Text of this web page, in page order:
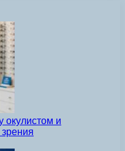
окулистом и